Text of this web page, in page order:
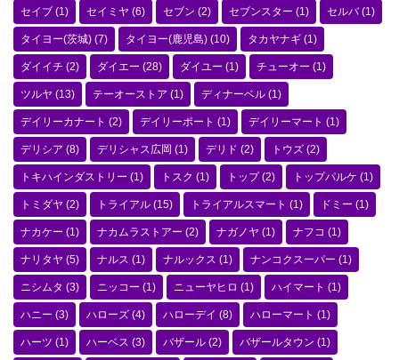
セイブ (1) セイミヤ (6) セブン (2) セブンスター (1) セルバ(1)
タイヨー(茨城) (7) タイヨー(鹿児島) (10) タカヤナギ (1)
ダイイチ (2) ダイエー (28) ダイユー (1) チューオー (1)
ツルヤ (13) テーオーストア (1) ディナーベル (1)
デイリーカナート (2) デイリーポート (1) デイリーマート (1)
デリシア (8) デリシャス広岡 (1) デリド (2) トウズ (2)
トキハインダストリー (1) トスク (1) トップ(2) トップパルケ (1)
トミダヤ (2) トライアル (15) トライアルスマート (1) ドミー (1)
ナカケー (1) ナカムラストアー (2) ナガノヤ (1) ナフコ (1)
ナリタヤ (5) ナルス (1) ナルックス (1) ナンコクスーパー (1)
ニシムタ (3) ニッコー (1) ニューヤヒロ (1) ハイマート (1)
ハニー (3) ハローズ (4) ハローデイ (8) ハローマート (1)
ハーツ (1) ハーベス (3) バザール (2) バザールタウン (1)